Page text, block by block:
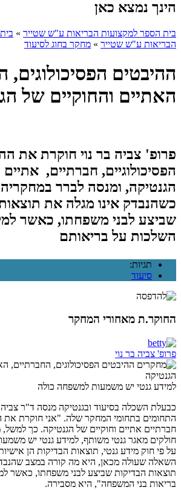
הינך נמצא כאן
בית הספר למקצועות הבריאות ע"ש שטייר »
הבריאות ע"ש שטייר » מחקר בחוג לסיעוד
ההיבטים הפסיכולוגים,
האתיים והחוקיים של
פרופ' צביה בר נוי חוקרת את
הפסיכולוגיים, חברתיים, אתיים
הגנטיקה, ומנסה לברר
כשהנבדק אינו מגלה את
שביצע לבני משפחתו, כאשר
השלכות על בריאותם
תגיות:
סיעוד
החוקר.ת מאחורי המחקר
פרופ' צביה בר נוי
למידע גנטי יש משמעות למשפחה כולה
כבעלת השכלה בסיעוד ובגנטיקה מנסה ד"ר צביה
התחומים בתחומי המחקר שלה. "אני חוקרת את
חברתיים אתיים וחוקיים של הגנטיקה. כך למשל,
חולקים מאגר גנטי משותף, למידע גנטי יש
על פי חוק מידע גנטי, תוצאות הבדיקות הן
השאלה שעולה מכאן, היא מה קורה במצב
תוצאות הבדיקות שביצע לבני משפחתו, כאשר
בריאות בני המשפחה", היא מסבירה.